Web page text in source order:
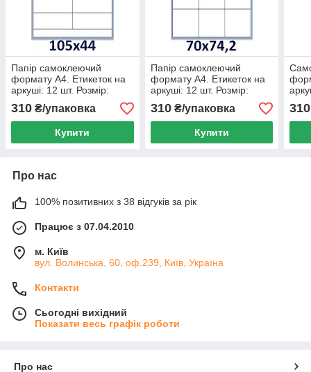
Папір самоклеючий
формату А4. Етикеток на
аркуші: 12 шт. Розмір:
105х44 мм. Упаковка 100
аркушів/1200 етикеток
310 ₴/упаковка
Купити
Папір самоклеючий
формату А4. Етикеток на
аркуші: 12 шт. Розмір:
70х74,2 мм. Упаковка 100
аркушів/1200 етикеток
310₴/упаковка
Купити
100
310
Про нас
100% позитивних з 38 відгуків за рік
Працює з 07.04.2010
м. Київ
вул. Волинська, 60, оф.239, Київ, Україна
Контакти
Сьогодні вихідний
Показати весь графік роботи
Про нас